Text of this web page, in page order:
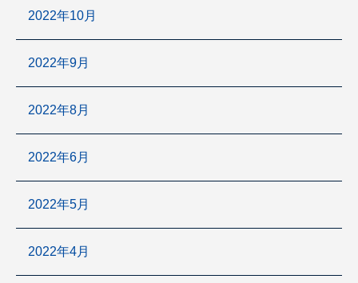
2022年10月
2022年9月
2022年8月
2022年6月
2022年5月
2022年4月